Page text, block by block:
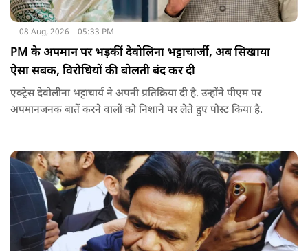
08 Aug, 2026 05:33 PM
PM के अपमान पर भड़कींं देवोलिना भट्टाचार्जी, अब सिखाया
ऐसा सबक, विरोधियों की बोलती बंद कर दी
एक्ट्रेस देवोलीना भट्टाचार्य ने अपनी प्रतिक्रिया दी है. उन्होंने पीएम पर
अपमानजनक बातें करने वालों को निशाने पर लेते हुए पोस्ट किया है.